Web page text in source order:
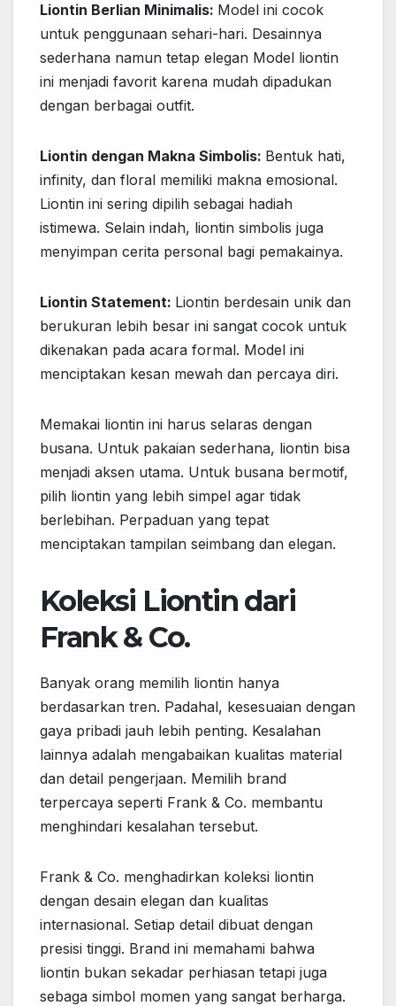
Liontin Berlian Minimalis: Model ini cocok
untuk penggunaan sehari-hari. Desainnya
sederhana namun tetap elegan Model liontin
ini menjadi favorit karena mudah dipadukan
dengan berbagai outfit.
Liontin dengan Makna Simbolis: Bentuk hati,
infinity, dan floral memiliki makna emosional.
Liontin ini sering dipilih sebagai hadiah
istimewa. Selain indah, liontin simbolis juga
menyimpan cerita personal bagi pemakainya.
Liontin Statement: Liontin berdesain unik dan
berukuran lebih besar ini sangat cocok untuk
dikenakan pada acara formal. Model ini
menciptakan kesan mewah dan percaya diri.
Memakai liontin ini harus selaras dengan
busana. Untuk pakaian sederhana, liontin bisa
menjadi aksen utama. Untuk busana bermotif,
pilih liontin yang lebih simpel agar tidak
berlebihan. Perpaduan yang tepat
menciptakan tampilan seimbang dan elegan.
Koleksi Liontin dari
Frank & Co.
Banyak orang memilih liontin hanya
berdasarkan tren. Padahal, kesesuaian dengan
gaya pribadi jauh lebih penting. Kesalahan
lainnya adalah mengabaikan kualitas material
dan detail pengerjaan. Memilih brand
terpercaya seperti Frank & Co. membantu
menghindari kesalahan tersebut.
Frank & Co. menghadirkan koleksi liontin
dengan desain elegan dan kualitas
internasional. Setiap detail dibuat dengan
presisi tinggi. Brand ini memahami bahwa
liontin bukan sekadar perhiasan tetapi juga
sebaga simbol momen yang sangat berharga.